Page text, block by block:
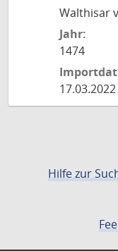
Walthisar
Jahr:
1474
17.03.2022
Hilfe zur